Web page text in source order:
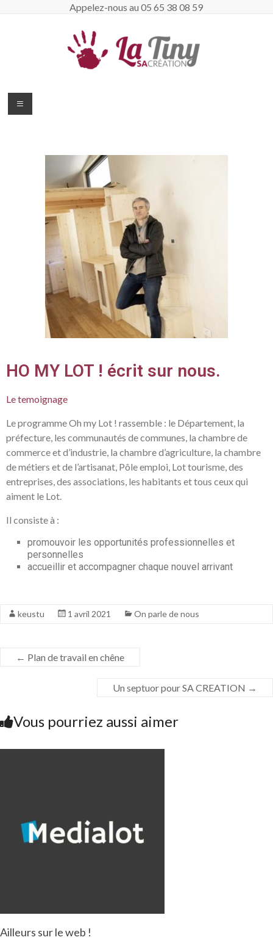
Appelez-nous au 05 65 38 08 59
HO MY LOT ! écrit sur nous.
Le temoignage
Le programme Oh my Lot ! rassemble : le Département, la
préfecture, les communautés de communes, la chambre de
commerce et d’industrie, la chambre d’agriculture, la chambre
de métiers et de l’artisanat, Pôle emploi, Lot tourisme, des
entreprises, des associations, les habitants et tous ceux qui
aiment le Lot.
Il consiste à :
promouvoir les opportunités professionnelles et
personnelles
accueillir et accompagner chaque nouvel arrivant
keustu 1 avril 2021 On parle de nous
← Plan de travail en chêne
Un septuor pour SA CREATION →
Vous pourriez aussi aimer
Ailleurs sur le web !